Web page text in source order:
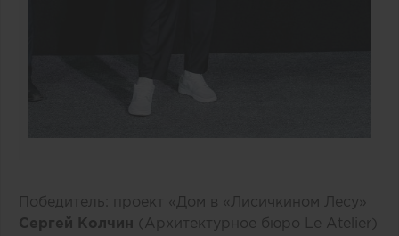
Победитель: проект «Дом в «Лисичкином Лесу»
Сергей Колчин (Архитектурное бюро Le Atelier)